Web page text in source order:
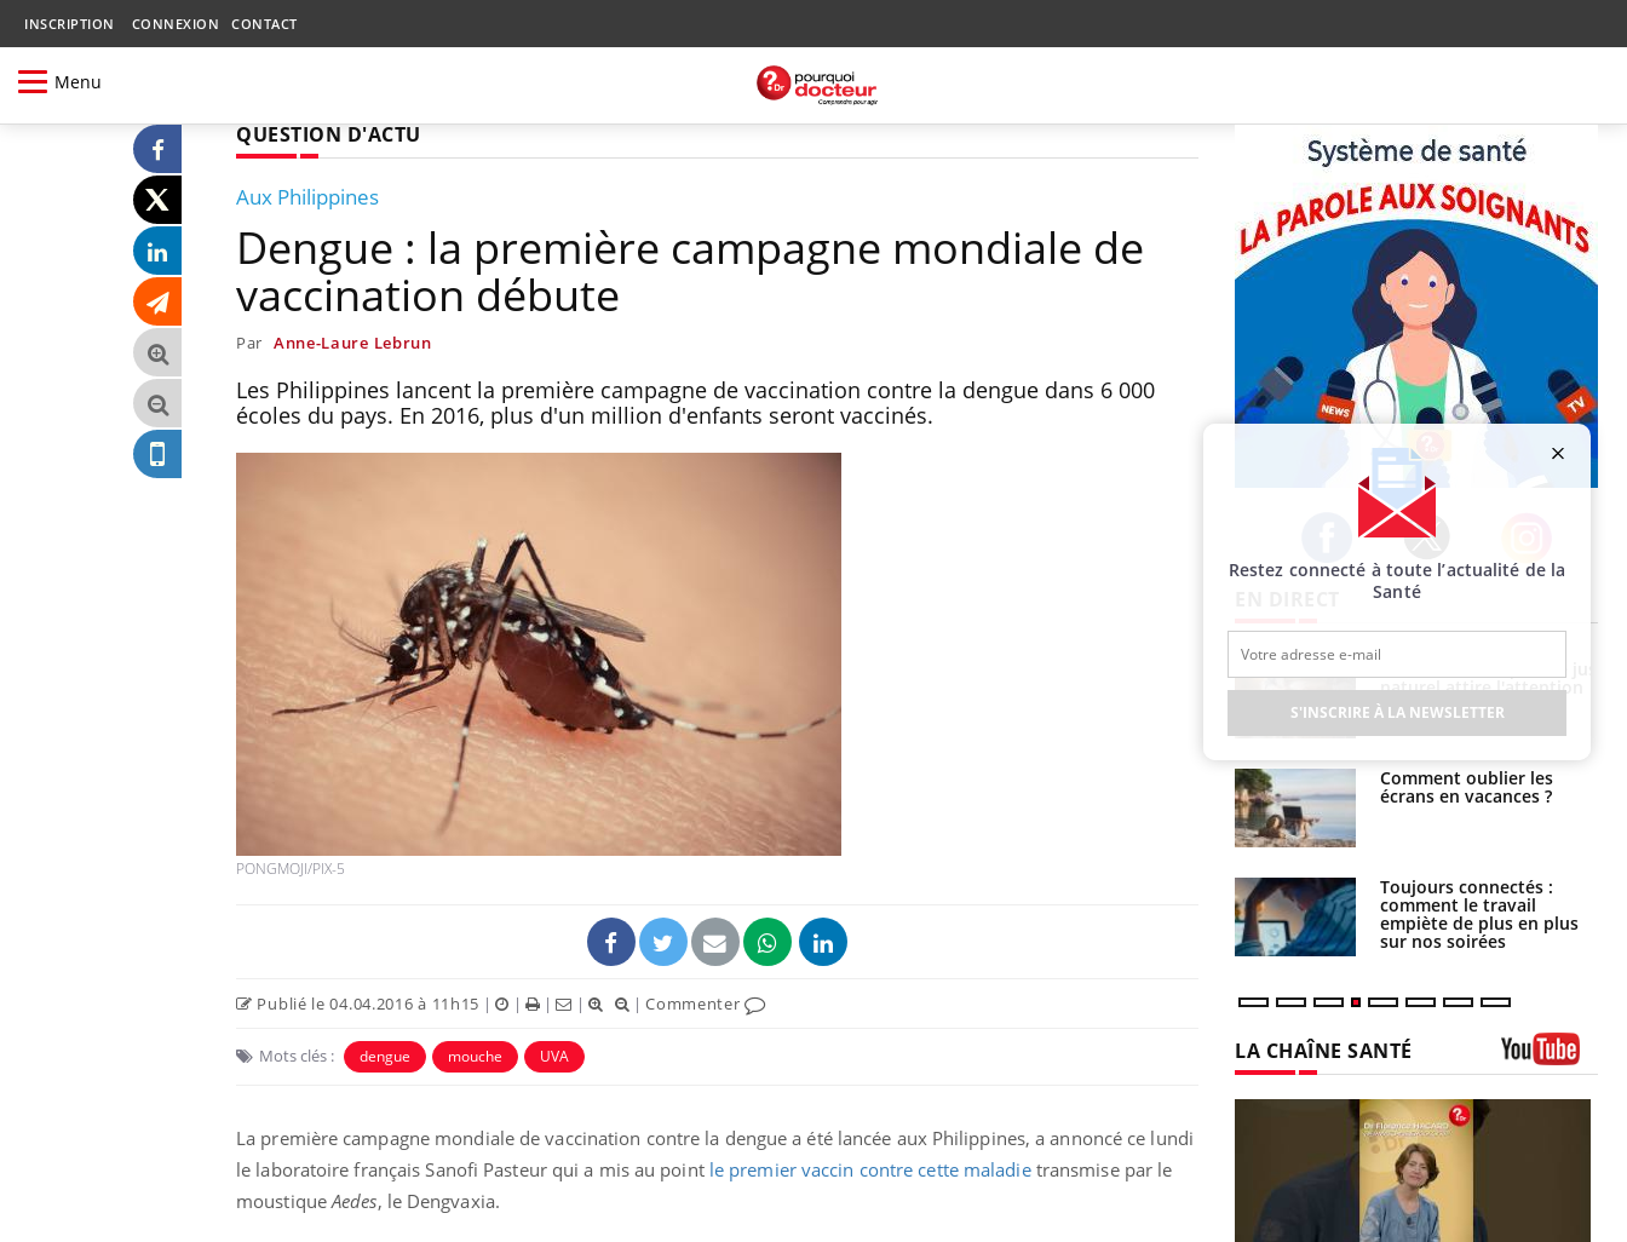
INSCRIPTION CONNEXION CONTACT
Menu
QUESTION D'ACTU
Aux Philippines
Dengue : la première campagne mondiale de
vaccination débute
Par Anne-Laure Lebrun
Les Philippines lancent la première campagne de vaccination contre la dengue dans 6 000
écoles du pays. En 2016, plus d'un million d'enfants seront vaccinés.
PONGMOJI/PIX-5
Publié le 04.04.2016 à 11h15 | | | | |Commenter
Mots clés : dengue mouche UVA
La première campagne mondiale de vaccination contre la dengue a été lancée aux Philippines, a annoncé ce lundi
le laboratoire français Sanofi Pasteur qui a mis au pointle premier vaccin contre cette maladietransmise par le
moustique Aedes, le Dengvaxia.
Facebook Twitter Instagram
Et si les caries pouvaient
bientôt disparaître sans
plombage ?
Éclipse solaire du 12 août
: “Des verres adaptés,
c'est indispensable pour
sensible ou simplement
très empathique ?
Bébés, jeunes enfants :
quelle trousse à
pharmacie pour les
vacances ?
exercices physiques ?
naturel attire l'attention
des chercheurs
Comment oublier les
écrans en vacances ?
Toujours connectés :
comment le travail
empiète de plus en plus
sur nos soirées
LA CHAÎNE SANTÉ
Restez connecté à toute l’actualité de la
Santé
S'INSCRIRE À LA NEWSLETTER